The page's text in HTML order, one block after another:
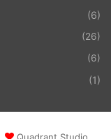
(6)
(26)
(6)
(1)